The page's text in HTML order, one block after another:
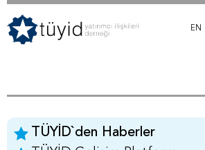
EN
TÜYİD`den Haberler